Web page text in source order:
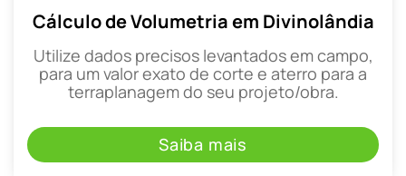
Cálculo de Volumetria em Divinolândia
Utilize dados precisos levantados em campo,
para um valor exato de corte e aterro para a
terraplanagem do seu projeto/obra.
Saiba mais